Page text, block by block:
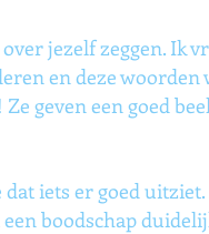
jezelf zeggen. Ik
en deze woorden
geven een goed
iets er goed uitziet.
boodschap